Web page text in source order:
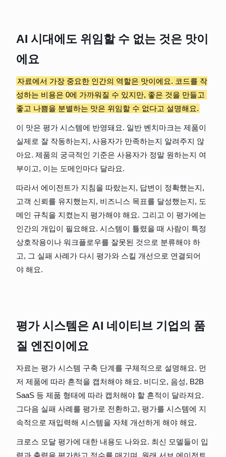
AI 시대에도 위임할 수 없는 것은 맛이
에요
자료에서 가장 중요한 인간의 역할은 맛이에요. 코드를 작
성하는 비용은 0에 가까워질 수 있지만, 좋은 것을 만들고
좋고 나쁨을 분별하는 맛은 위임할 수 없다고 설명해요.
이 맛은 평가 시스템에 반영돼요. 일반 벤치마크는 제품이
실제로 잘 작동하는지, 사용자가 만족하는지 알려주지 않
아요. 제품의 궁극적인 기준은 사용자가 정말 원하는지 여
부이고, 이는 도메인마다 달라요.
따라서 에이전트가 지침을 따랐는지, 답변이 정확했는지,
고객 신뢰를 유지했는지, 비즈니스 목표를 달성했는지, 도
메인 규칙을 지켰는지 평가해야 해요. 그리고 이 평가에는
인간의 개입이 필요해요. 시스템이 틀렸을 때 사람이 특정
상호작용이나 워크플로우를 잘못된 것으로 분류해야 하
고, 그 실패 사례가 다시 평가와 스킬 개선으로 연결되어
야 해요.
평가 시스템은 AI 네이티브 기업의 품
질 엔진이에요
자료는 평가 시스템 구축 단계를 구체적으로 설명해요. 먼
저 제품에 따라 흔적을 캡처해야 해요. 비디오, 음성, B2B
SaaS 등 제품 형태에 따라 캡처해야 할 흔적이 달라져요.
그다음 실패 사례를 평가로 전환하고, 평가를 시스템에 지
속적으로 재입력해 시스템을 자체 개선하게 해야 해요.
크로스 모달 평가에 대한 내용도 나와요. 최신 모델들이 입